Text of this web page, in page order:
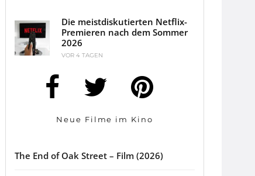
Die meistdiskutierten Netflix-
Premieren nach dem Sommer
2026
VOR 4 TAGEN
Neue Filme im Kino
The End of Oak Street – Film (2026)